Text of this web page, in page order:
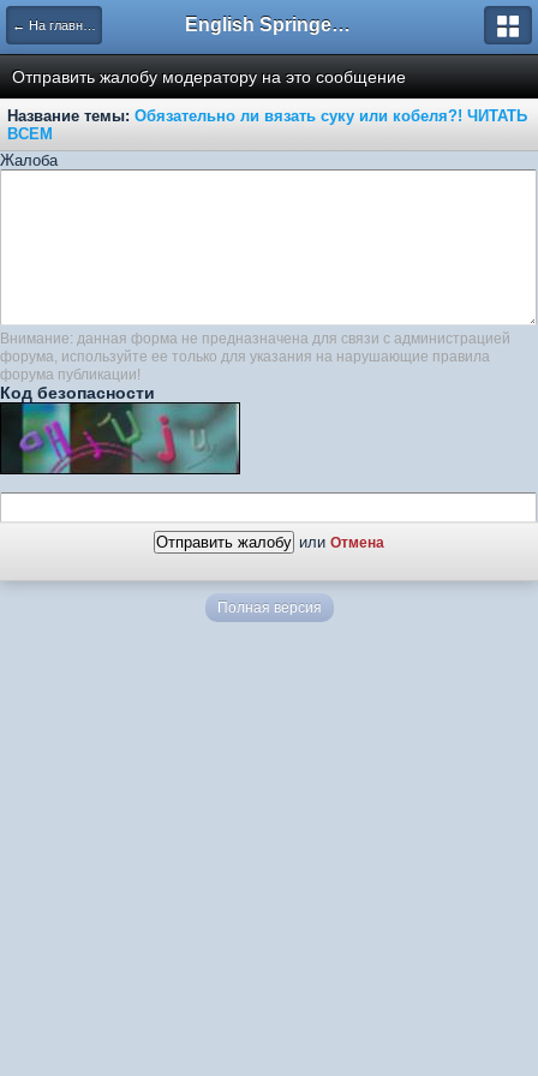
← На главную English Springer Spaniel Club
Отправить жалобу модератору на это сообщение
Название темы: Обязательно ли вязать суку или кобеля?! ЧИТАТЬ
ВСЕМ
Жалоба
Внимание: данная форма не предназначена для связи с администрацией
форума, используйте ее только для указания на нарушающие правила
форума публикации!
Код безопасности
или Отмена
Полная версия